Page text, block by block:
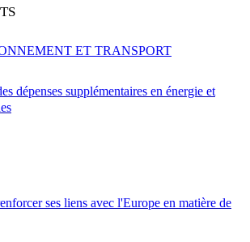
dépenses supplémentaires en énergie et
ET TRANSPORT
ses liens avec l'Europe en matière de